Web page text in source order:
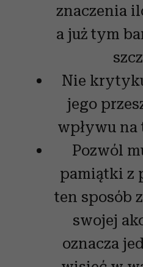
znaczenia
a już tym
Nie
jego
wpływu na
Pozwól
pamiątki z
ten sposób
swojej
oznacza